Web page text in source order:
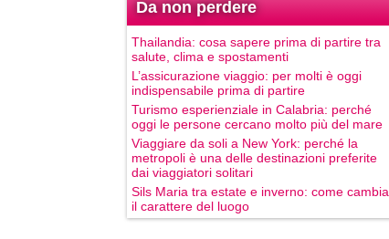
Da non perdere
Thailandia: cosa sapere prima di partire tra
salute, clima e spostamenti
L’assicurazione viaggio: per molti è oggi
indispensabile prima di partire
Turismo esperienziale in Calabria: perché
oggi le persone cercano molto più del mare
Viaggiare da soli a New York: perché la
metropoli è una delle destinazioni preferite
dai viaggiatori solitari
Sils Maria tra estate e inverno: come cambia
il carattere del luogo